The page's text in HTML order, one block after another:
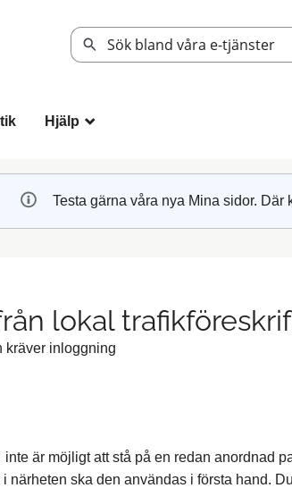
Hjälp _
Testa gärna våra nya Mina sidor.
lokal
kräver inloggning
är möjligt att stå på en redan anordnad
närheten ska den användas i första hand.